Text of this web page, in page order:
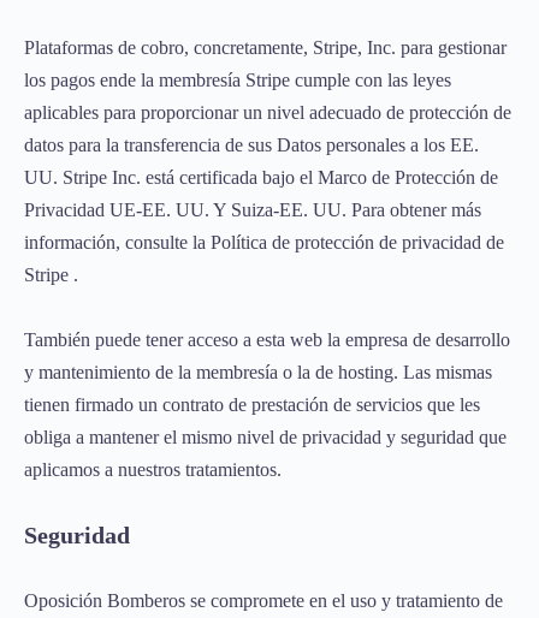
Plataformas de cobro, concretamente, Stripe, Inc. para gestionar
los pagos ende la membresía Stripe cumple con las leyes
aplicables para proporcionar un nivel adecuado de protección de
datos para la transferencia de sus Datos personales a los EE.
UU. Stripe Inc. está certificada bajo el Marco de Protección de
Privacidad UE-EE. UU. Y Suiza-EE. UU. Para obtener más
información, consulte la Política de protección de privacidad de
Stripe .
También puede tener acceso a esta web la empresa de desarrollo
y mantenimiento de la membresía o la de hosting. Las mismas
tienen firmado un contrato de prestación de servicios que les
obliga a mantener el mismo nivel de privacidad y seguridad que
aplicamos a nuestros tratamientos.
Seguridad
Oposición Bomberos se compromete en el uso y tratamiento de